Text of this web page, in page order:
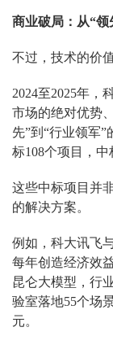
商业破局：从“
不过，技术的价
2024至2025年，
市场的绝对优势
先”到“行业领军
标108个项目，中
这些中标项目并
的解决方案。
例如，科大讯飞
每年创造经济效
昆仑大模型，行
验室落地55个场
元。